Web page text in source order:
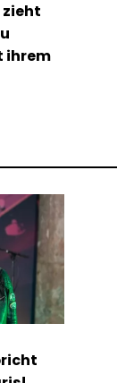
zieht
ihrem